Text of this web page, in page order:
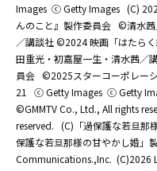
Images ⓒ Getty Images (C)
んのこと』製作委員会 ©清水茜
／講談社 ©2024 映画「はたら
田重光・初嘉屋一生・清水茜／
員会 ©2025スターコーポレー
21
ⓒ Getty Images ⓒ Getty
©GMMTV Co., Ltd., All rights
reserved. (C)「過保護な若旦那
保護な若旦那様の甘やかし婚」
Communications.,Inc. (C)2026